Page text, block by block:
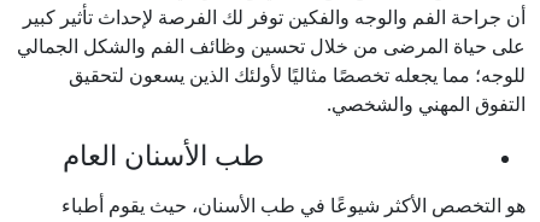
أن جراحة الفم والوجه والفكين توفر لك الفرصة لإحداث تأثير كبير
على حياة المرضى من خلال تحسين وظائف الفم والشكل الجمالي
للوجه؛ مما يجعله تخصصًا مثاليًا لأولئك الذين يسعون لتحقيق
التفوق المهني والشخصي.
طب الأسنان العام
هو التخصص الأكثر شيوعًا في طب الأسنان، حيث يقوم أطباء